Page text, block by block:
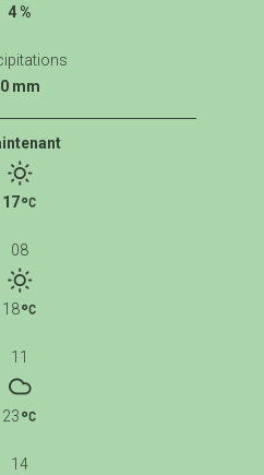
4 %
0 mm
17
08
18
11
23
14